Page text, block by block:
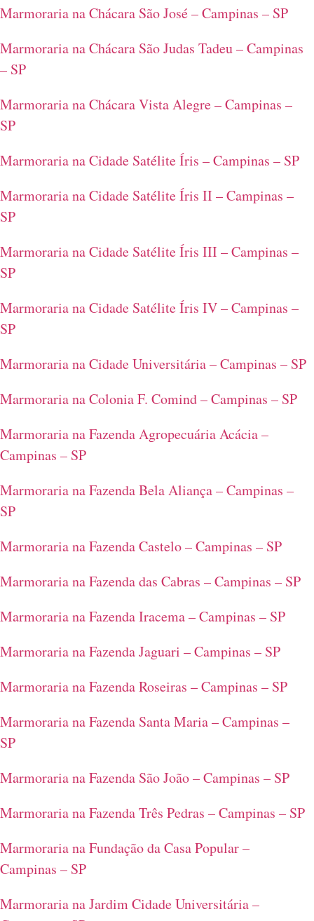
Marmoraria na Chácara São José – Campinas – SP
Marmoraria na Chácara São Judas Tadeu – Campinas
– SP
Marmoraria na Chácara Vista Alegre – Campinas –
SP
Marmoraria na Cidade Satélite Íris – Campinas – SP
Marmoraria na Cidade Satélite Íris II – Campinas –
SP
Marmoraria na Cidade Satélite Íris III – Campinas –
SP
Marmoraria na Cidade Satélite Íris IV – Campinas –
SP
Marmoraria na Cidade Universitária – Campinas – SP
Marmoraria na Colonia F. Comind – Campinas – SP
Marmoraria na Fazenda Agropecuária Acácia –
Campinas – SP
Marmoraria na Fazenda Bela Aliança – Campinas –
SP
Marmoraria na Fazenda Castelo – Campinas – SP
Marmoraria na Fazenda das Cabras – Campinas – SP
Marmoraria na Fazenda Iracema – Campinas – SP
Marmoraria na Fazenda Jaguari – Campinas – SP
Marmoraria na Fazenda Roseiras – Campinas – SP
Marmoraria na Fazenda Santa Maria – Campinas –
SP
Marmoraria na Fazenda São João – Campinas – SP
Marmoraria na Fazenda Três Pedras – Campinas – SP
Marmoraria na Fundação da Casa Popular –
Campinas – SP
Marmoraria na Jardim Cidade Universitária –